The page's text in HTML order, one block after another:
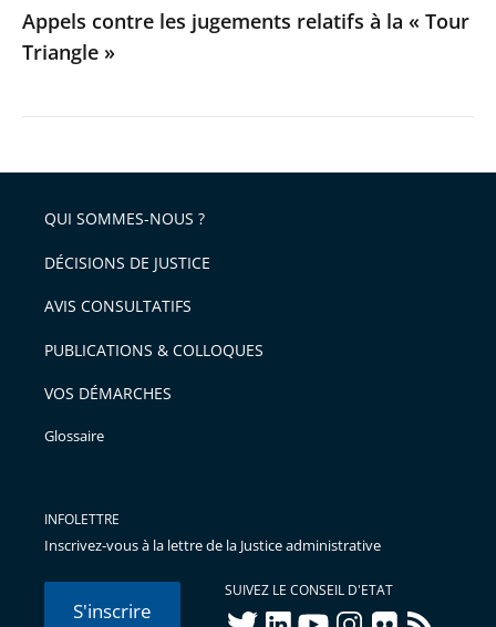
Appels contre les jugements relatifs à la « Tour
Triangle »
QUI SOMMES-NOUS ?
DÉCISIONS DE JUSTICE
AVIS CONSULTATIFS
PUBLICATIONS & COLLOQUES
VOS DÉMARCHES
Glossaire
INFOLETTRE
Inscrivez-vous à la lettre de la Justice administrative
S'inscrire
SUIVEZ LE CONSEIL D'ETAT
twitterlinkedInyoutubeinstagram
flickr rss